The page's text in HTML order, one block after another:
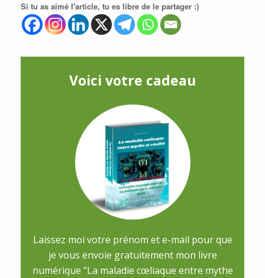
Si tu as aimé l'article, tu es libre de le partager :)
Voici votre cadeau
Laissez moi votre prénom et e-mail pour que
je vous envoie gratuitement mon livre
numérique "La maladie cœliaque entre mythe